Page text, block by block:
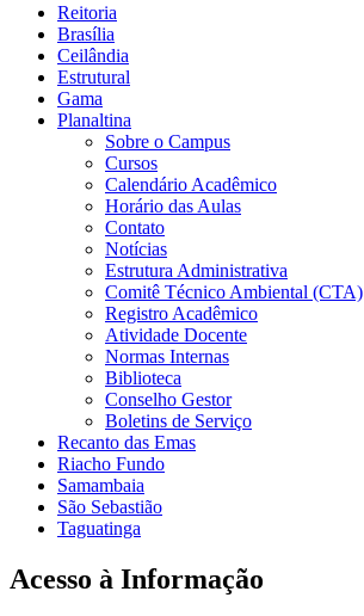
Reitoria
Brasília
Ceilândia
Estrutural
Gama
Planaltina
Sobre o Campus
Cursos
Calendário Acadêmico
Horário das Aulas
Contato
Notícias
Estrutura Administrativa
Comitê Técnico Ambiental (CTA)
Registro Acadêmico
Atividade Docente
Normas Internas
Biblioteca
Conselho Gestor
Boletins de Serviço
Recanto das Emas
Riacho Fundo
Samambaia
São Sebastião
Taguatinga
Acesso à Informação